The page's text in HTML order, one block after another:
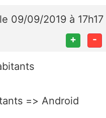
le 09/09/2019 à 17h17
+ -
=> Android